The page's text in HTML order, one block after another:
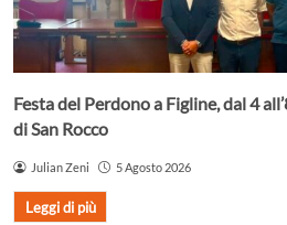
Festa del Perdono a Figline, dal 4
di San Rocco
Julian Zeni 5 Agosto 2026
Leggi di più